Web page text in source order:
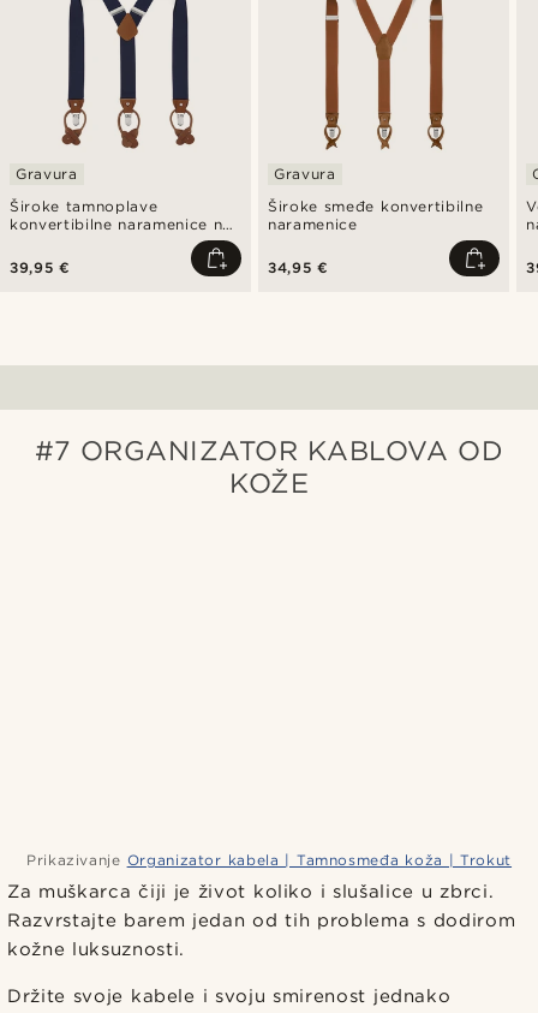
Široke tamnoplave
konvertibilne naramenice na
Gravura
39,95 €
Široke smeđe konvertibilne
naramenice
Gravura
34,95 €
#7 ORGANIZATOR KABLOVA OD
KOŽE
Prikazivanje Organizator kabela | Tamnosmeđa koža | Trokut
Za muškarca čiji je život koliko i slušalice u zbrci.
Razvrstajte barem jedan od tih problema s dodirom
kožne luksuznosti.
Držite svoje kabele i svoju smirenost jednako